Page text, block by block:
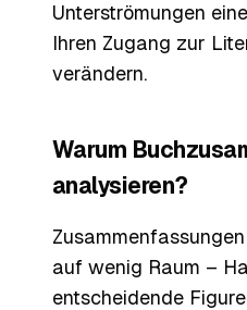
Unterströmungen
Ihren Zugang zur
verändern.
Warum
analysieren?
auf wenig Raum –
entscheidende